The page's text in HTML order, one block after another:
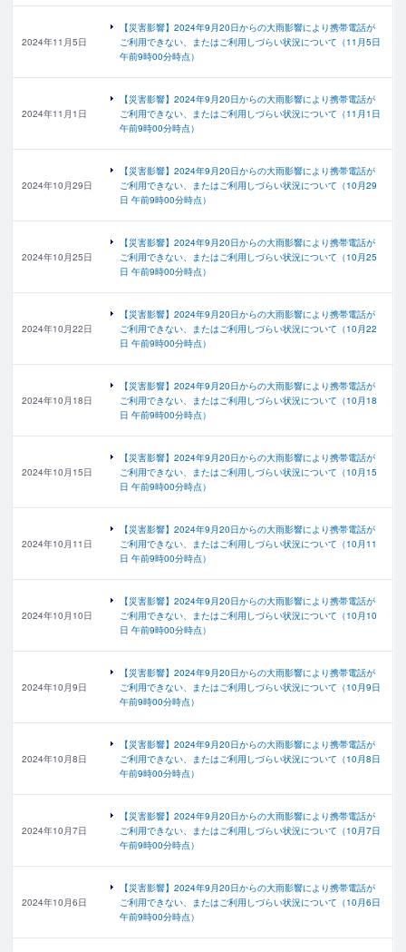
2024年11月5日
【災害影響】2024年9月20日からの大雨影響により携帯電話が
ご利用できない、またはご利用しづらい状況について（11月5日
午前9時00分時点）
2024年11月1日
【災害影響】2024年9月20日からの大雨影響により携帯電話が
ご利用できない、またはご利用しづらい状況について（11月1日
午前9時00分時点）
2024年10月29日
【災害影響】2024年9月20日からの大雨影響により携帯電話が
ご利用できない、またはご利用しづらい状況について（10月29
日 午前9時00分時点）
2024年10月25日
【災害影響】2024年9月20日からの大雨影響により携帯電話が
ご利用できない、またはご利用しづらい状況について（10月25
日 午前9時00分時点）
2024年10月22日
【災害影響】2024年9月20日からの大雨影響により携帯電話が
ご利用できない、またはご利用しづらい状況について（10月22
日 午前9時00分時点）
2024年10月18日
【災害影響】2024年9月20日からの大雨影響により携帯電話が
ご利用できない、またはご利用しづらい状況について（10月18
日 午前9時00分時点）
2024年10月15日
【災害影響】2024年9月20日からの大雨影響により携帯電話が
ご利用できない、またはご利用しづらい状況について（10月15
日 午前9時00分時点）
2024年10月11日
【災害影響】2024年9月20日からの大雨影響により携帯電話が
ご利用できない、またはご利用しづらい状況について（10月11
日 午前9時00分時点）
2024年10月10日
【災害影響】2024年9月20日からの大雨影響により携帯電話が
ご利用できない、またはご利用しづらい状況について（10月10
日 午前9時00分時点）
2024年10月9日
【災害影響】2024年9月20日からの大雨影響により携帯電話が
ご利用できない、またはご利用しづらい状況について（10月9日
午前9時00分時点）
2024年10月8日
【災害影響】2024年9月20日からの大雨影響により携帯電話が
ご利用できない、またはご利用しづらい状況について（10月8日
午前9時00分時点）
2024年10月7日
【災害影響】2024年9月20日からの大雨影響により携帯電話が
ご利用できない、またはご利用しづらい状況について（10月7日
午前9時00分時点）
2024年10月6日
【災害影響】2024年9月20日からの大雨影響により携帯電話が
ご利用できない、またはご利用しづらい状況について（10月6日
午前9時00分時点）